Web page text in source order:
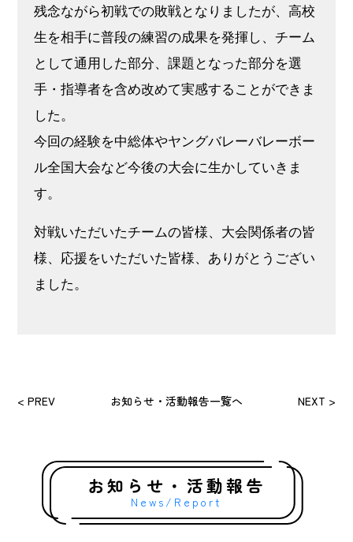
残念ながら初戦での敗戦となりましたが、高校
生を相手に普段の練習の成果を発揮し、チーム
として通用した部分、課題となった部分を選
手・指導者を含め改めて実感することができま
した。
今回の経験を中総体やヤングバレーバレーボー
ル全国大会など今後の大会に生かしていきま
す。
対戦いただいたチームの皆様、大会関係者の皆
様、応援をいただいた皆様、ありがとうござい
ました。
< PREV お知らせ・活動報告一覧へ NEXT >
お知らせ・活動報告
News/Report